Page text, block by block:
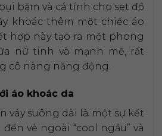
bặm và cá tính cho set đồ
khoác thêm một chiếc áo
hợp này tạo ra một phong
nữ tính và mạnh mẽ, rất
cô nàng năng động.
áo khoác da
váy suông dài là một sự kết
vẻ ngoài “cool ngầu” và